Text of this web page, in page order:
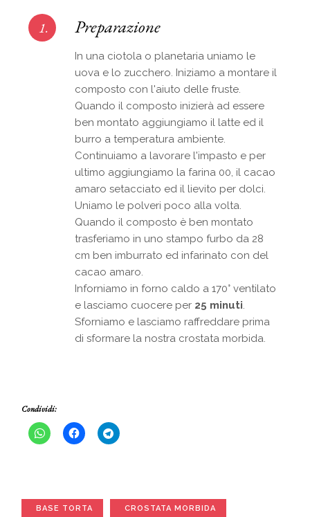
1. Preparazione
In una ciotola o planetaria uniamo le
uova e lo zucchero. Iniziamo a montare il
composto con l'aiuto delle fruste.
Quando il composto inizierà ad essere
ben montato aggiungiamo il latte ed il
burro a temperatura ambiente.
Continuiamo a lavorare l'impasto e per
ultimo aggiungiamo la farina 00, il cacao
amaro setacciato ed il lievito per dolci.
Uniamo le polveri poco alla volta.
Quando il composto è ben montato
trasferiamo in uno stampo furbo da 28
cm ben imburrato ed infarinato con del
cacao amaro.
Inforniamo in forno caldo a 170° ventilato
e lasciamo cuocere per 25 minuti.
Sforniamo e lasciamo raffreddare prima
di sformare la nostra crostata morbida.
Condividi:
BASE TORTA CROSTATA MORBIDA